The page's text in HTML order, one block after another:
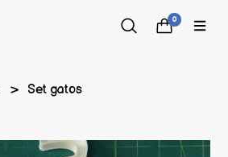
0
Set gatos